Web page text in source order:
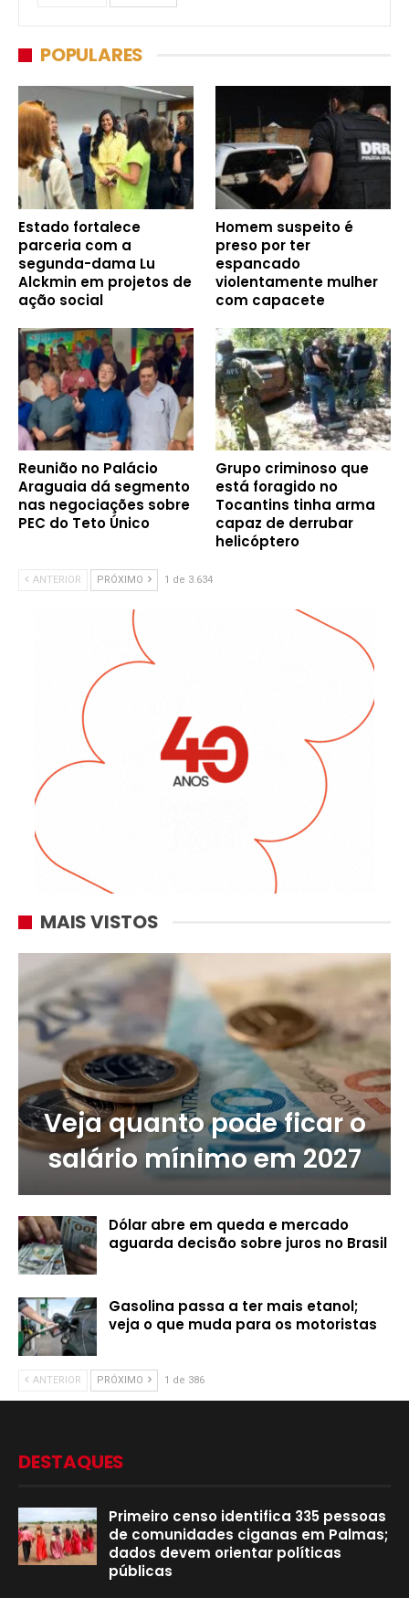
POPULARES
Estado fortalece
parceria com a
segunda-dama Lu
Alckmin em projetos de
ação social
Homem suspeito é
preso por ter
espancado
violentamente mulher
com capacete
Reunião no Palácio
Araguaia dá segmento
nas negociações sobre
PEC do Teto Único
Grupo criminoso que
está foragido no
Tocantins tinha arma
capaz de derrubar
helicóptero
ANTERIOR PRÓXIMO 1 de 3.634
MAIS VISTOS
Veja quanto pode ficar o
salário mínimo em 2027
Dólar abre em queda e mercado
aguarda decisão sobre juros no Brasil
Gasolina passa a ter mais etanol;
veja o que muda para os motoristas
ANTERIOR PRÓXIMO 1 de 386
DESTAQUES
Primeiro censo identifica 335 pessoas
de comunidades ciganas em Palmas;
dados devem orientar políticas
públicas